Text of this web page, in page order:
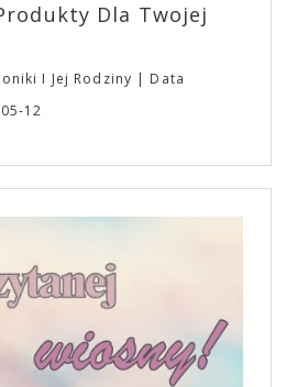
Dla Twojej
I Jej Rodziny
Data
12